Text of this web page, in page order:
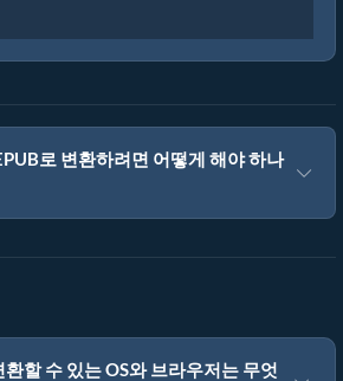
로 변환하려면 어떻게 해야 하나
환할 수 있는 OS와 브라우저는 무엇